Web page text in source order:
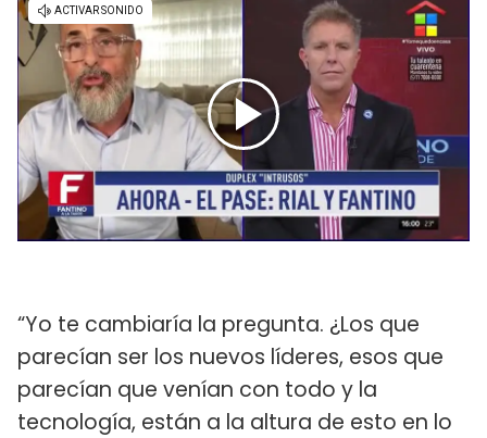
“Yo te cambiaría la pregunta. ¿Los que
parecían ser los nuevos líderes, esos que
parecían que venían con todo y la
tecnología, están a la altura de esto en lo